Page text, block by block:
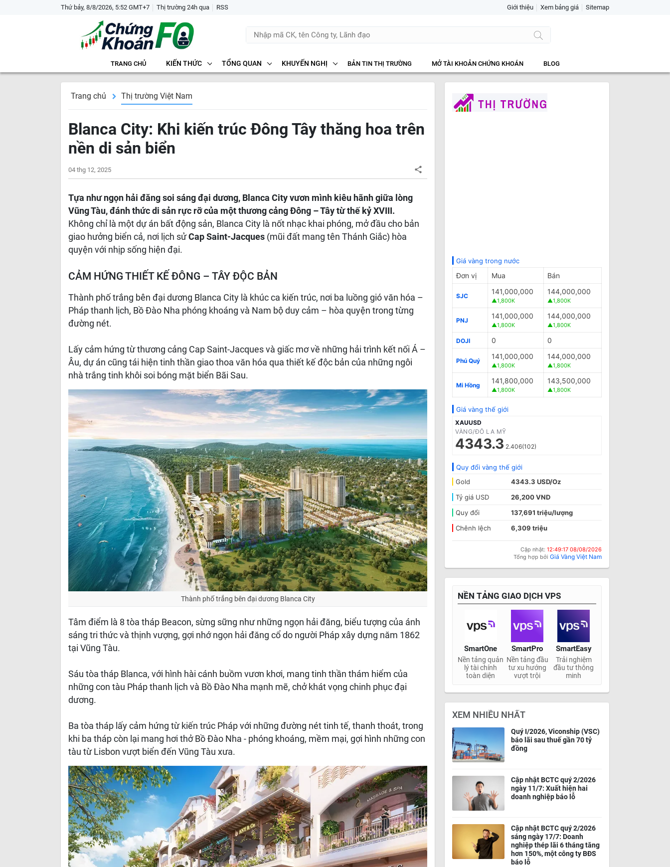
Thứ bảy, 8/8/2026, 5:52 GMT+7 Thị trường 24h qua RSS Giới thiệu Xem bảng giá Sitemap
TRANG CHỦ KIẾN THỨC TỔNG QUAN KHUYẾN NGHỊ BẢN TIN THỊ TRƯỜNG MỞ TÀI KHOẢN CHỨNG KHOÁN BLOG
Trang chủ Thị trường Việt Nam
Blanca City: Khi kiến trúc Đông Tây thăng hoa trên
nền di sản biển
04 thg 12, 2025
Tựa như ngọn hải đăng soi sáng đại dương, Blanca City vươn mình kiêu hãnh giữa lòng
Vũng Tàu, đánh thức di sản rực rỡ của một thương cảng Đông – Tây từ thế kỷ XVIII.
Không chỉ là một dự án bất động sản, Blanca City là nốt nhạc khai phóng, mở đầu cho bản
giao hưởng biển cả, nơi lịch sửCap Saint-Jacques (mũi đất mang tên Thánh Giắc) hòa
quyện với nhịp sống hiện đại.
CẢM HỨNG THIẾT KẾ ĐÔNG – TÂY ĐỘC BẢN
Thành phố trắng bên đại dương Blanca City là khúc ca kiến trúc, nơi ba luồng gió văn hóa –
Pháp thanh lịch, Bồ Đào Nha phóng khoáng và Nam bộ duy cảm – hòa quyện trong từng
đường nét.
Lấy cảm hứng từ thương cảng Cap Saint-Jacques và giấc mơ về những hải trình kết nối Á –
Âu, dự án cũng tái hiện tinh thần giao thoa văn hóa qua thiết kế độc bản của những ngôi
nhà trắng tinh khôi soi bóng mặt biển Bãi Sau.
Thành phố trắng bên đại dương Blanca City
Tâm điểm là 8 tòa tháp Beacon, sừng sững như những ngọn hải đăng, biểu tượng của ánh
sáng tri thức và thịnh vượng, gợi nhớ ngọn hải đăng cổ do người Pháp xây dựng năm 1862
tại Vũng Tàu.
Sáu tòa tháp Blanca, với hình hài cánh buồm vươn khơi, mang tinh thần thám hiểm của
những con tàu Pháp thanh lịch và Bồ Đào Nha mạnh mẽ, chở khát vọng chinh phục đại
dương.
Ba tòa tháp lấy cảm hứng từ kiến trúc Pháp với những đường nét tinh tế, thanh thoát, trong
khi ba tháp còn lại mang hơi thở Bồ Đào Nha - phóng khoáng, mềm mại, gợi hình những con
tàu từ Lisbon vượt biển đến Vũng Tàu xưa.
Giá vàng trong nước
Đơn vị Mua Bán
SJC
141,000,000
▲1,800K
144,000,000
▲1,800K
PNJ
141,000,000
▲1,800K
144,000,000
▲1,800K
DOJI 0 0
Phú Quý
141,000,000
▲1,800K
144,000,000
▲1,800K
Mi Hồng
141,800,000
▲1,800K
143,500,000
▲1,800K
Giá vàng thế giới
XAUUSD
VÀNG/ĐÔ LA MỸ
4343.3 2.406(102)
Quy đổi vàng thế giới
Gold
4343.3 USD/Oz
Tỷ giá USD
26,200 VND
Quy đổi
137,691 triệu/lượng
Chênh lệch
6,309 triệu
Cập nhật: 12:49:17 08/08/2026
Tổng hợp bởi Giá Vàng Việt Nam
NỀN TẢNG GIAO DỊCH VPS
SmartOne SmartPro SmartEasy
Nền tảng quản
lý tài chính
toàn diện
Nền tảng đầu
tư xu hướng
vượt trội
Trải nghiệm
đầu tư thông
minh
XEM NHIỀU NHẤT
Quý I/2026, Viconship (VSC)
báo lãi sau thuế gần 70 tỷ
đồng
Cập nhật BCTC quý 2/2026
ngày 11/7: Xuất hiện hai
doanh nghiệp báo lỗ
Cập nhật BCTC quý 2/2026
sáng ngày 17/7: Doanh
nghiệp thép lãi 6 tháng tăng
hơn 150%, một công ty BĐS
báo lỗ